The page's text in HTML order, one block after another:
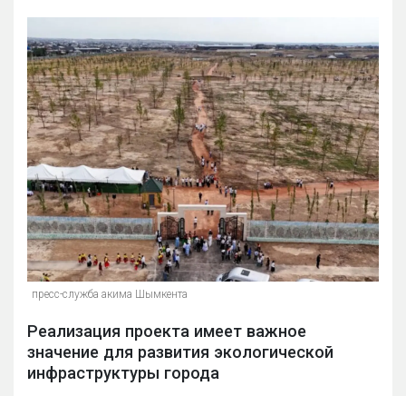
пресс-служба акима Шымкента
Реализация проекта имеет важное
значение для развития экологической
инфраструктуры города